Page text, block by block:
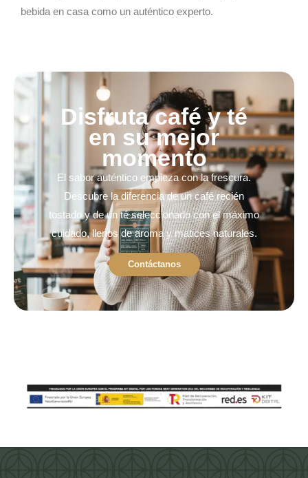
bebida en casa como un auténtico experto.
Disfruta café y té
en su mejor
momento
El sabor auténtico empieza con la frescura.
Descubre la diferencia de un café recién
tostado y de un té seleccionado con el máximo
cuidado, llenos de aroma y matices naturales.
Contáctanos